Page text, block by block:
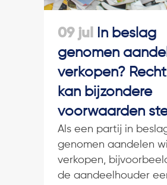
09 jul
In beslag
genomen
verkopen?
kan bijzondere
voorwaarden
Als een partij in
genomen aandelen wil
verkopen,
de aandeelhouder